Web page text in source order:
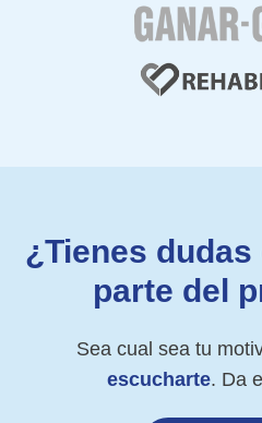
¿Tienes
parte del
Sea cual sea tu
escucharte. Da